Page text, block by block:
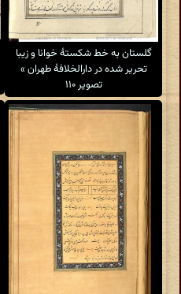
گلستان به خط شکستهٔ خوانا و زیبا
تحریر شده در دارالخلافهٔ طهران »
تصویر ۱۱۰